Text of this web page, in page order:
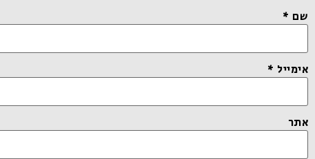
שם *
אימייל *
אתר